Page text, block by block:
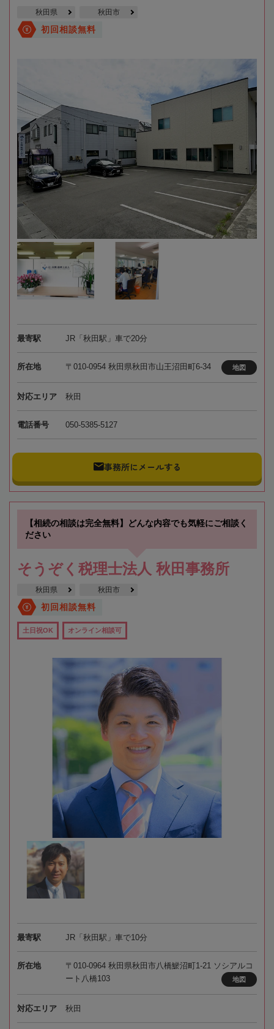
秋田県 秋田市
初回相談無料
最寄駅 JR「秋田駅」車で20分
所在地 〒010-0954 秋田県秋田市山王沼田町6-34 地図
対応エリア 秋田
電話番号 050-5385-5127
事務所にメールする
【相続の相談は完全無料】どんな内容でも気軽にご相談く
ださい
そうぞく税理士法人 秋田事務所
秋田県 秋田市
初回相談無料
土日祝OK オンライン相談可
最寄駅 JR「秋田駅」車で10分
所在地
〒010-0964 秋田県秋田市八橋鯲沼町1-21 ソシアルコ
ート八橋103
地図
対応エリア 秋田